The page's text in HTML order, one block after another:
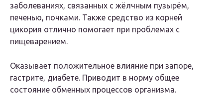
заболеваниях, связанных с жёлчным пузырём,
печенью, почками. Также средство из корней
цикория отлично помогает при проблемах с
пищеварением.
Оказывает положительное влияние при запоре,
гастрите, диабете. Приводит в норму общее
состояние обменных процессов организма.